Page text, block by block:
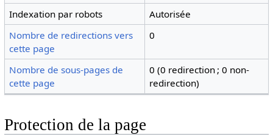
Indexation par robots
Autorisée
Nombre de redirections vers
cette page
0
Nombre de sous-pages de
cette page
0 (0 redirection ; 0 non-
redirection)
Protection de la page